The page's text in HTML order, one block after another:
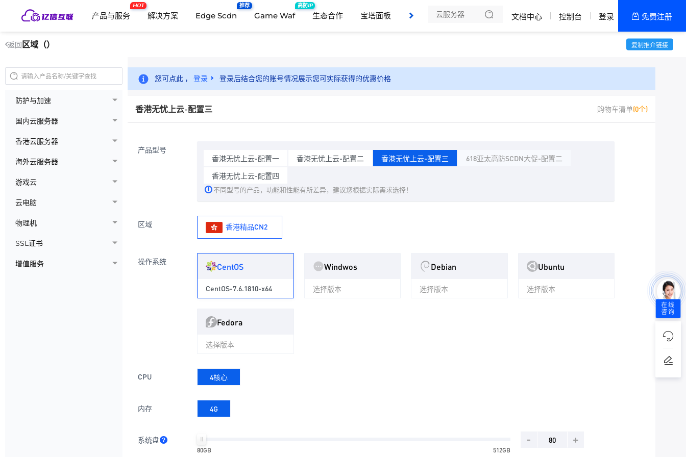
产品与服务
HOT
解决方案 Edge Scdn
推荐
Game Waf
高防IP
生态合作 宝塔面板 支持与服务 了解我们 文档中心 控制台 登录 免费注册
返回 区域（） 复制推介链接
防护与加速
国内云服务器
香港云服务器
海外云服务器
游戏云
云电脑
物理机
SSL证书
增值服务
您可点此 ， 登录 登录后结合您的账号情况展示您可实际获得的优惠价格
香港无忧上云-配置三 购物车清单(0个)
产品型号
香港无忧上云-配置一
香港无忧上云-配置二 香港无忧上云-配置三
618亚太高防SCDN大促-配置二
香港无忧上云-配置四
不同型号的产品，功能和性能有所差异，建议您根据实际需求选择！
区域 香港精品CN2
操作系统 CentOS
CentOS-7.6.1810-x64
Windwos
选择版本
Debian
选择版本
Ubuntu
选择版本
Fedora
选择版本
CPU 4核心
内存 4G
系统盘
80GB 512GB
- +
在线
咨询